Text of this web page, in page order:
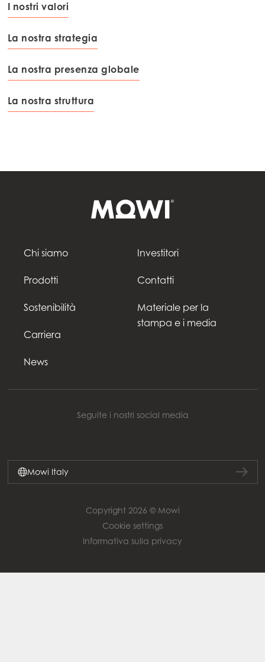
I nostri valori
La nostra strategia
La nostra presenza globale
La nostra struttura
Chi siamo
Prodotti
Sostenibilità
Carriera
News
Investitori
Contatti
Materiale per la
stampa e i media
Seguite i nostri social media
Mowi Italy
Copyright 2026 © Mowi
Cookie settings
Informativa sulla privacy